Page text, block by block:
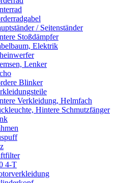
/ Seitenständer
Stoßdämpfer
Elektrik
Lenker
Blinker
Verkleidung, Helmfach
Hintere Schmutzfänger
4-T